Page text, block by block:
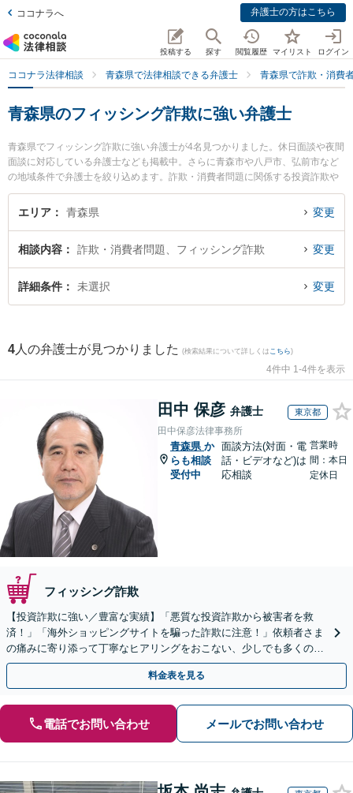
ココナラへ 弁護士の方はこちら
投稿する 探す 閲覧履歴 マイリスト ログイン
ココナラ法律相談 青森県で法律相談できる弁護士 青森県で詐欺・消費
青森県のフィッシング詐欺に強い弁護士
青森県でフィッシング詐欺に強い弁護士が4名見つかりました。休日面談や夜間
面談に対応している弁護士なども掲載中。さらに青森市や八戸市、弘前市など
の地域条件で弁護士を絞り込めます。詐欺・消費者問題に関係する投資詐欺や
副業詐欺、FX詐欺等の細かな分野での絞り込み検索もでき便利です。特に安藤
法律事務所の安藤 祥吾弁護士や弁護士法人青森リーガルサービス 青森支店 青
日や夜間に発生したフィッシング詐欺のトラブルを今すぐに弁護士に相談した
い』『フィッシング詐欺のトラブル解決の実績豊富な近くの弁護士を検索した
い』『初回相談無料でフィッシング詐欺を法律相談できる青森県内の弁護士に
エリア 青森県 変更
相談内容 詐欺・消費者問題、フィッシング詐欺 変更
詳細条件 未選択 変更
4 人の弁護士が見つかりました (検索結果について詳しくは こちら)
4件中 1-4件を表示
田中 保彦 弁護士 東京都
田中保彦法律事務所
青森県 か
らも相談
受付中
面談方法(対面・電
話・ビデオなど)は
応相談
営業時
間：本日
定休日
フィッシング詐欺
【投資詐欺に強い／豊富な実績】「悪質な投資詐欺から被害者を救
済！」「海外ショッピングサイトを騙った詐欺に注意！」依頼者さま
の痛みに寄り添って丁寧なヒアリングをおこない、少しでも多くの返
金が得られるよう尽力します！
料金表を見る
電話でお問い合わせ メールでお問い合わせ